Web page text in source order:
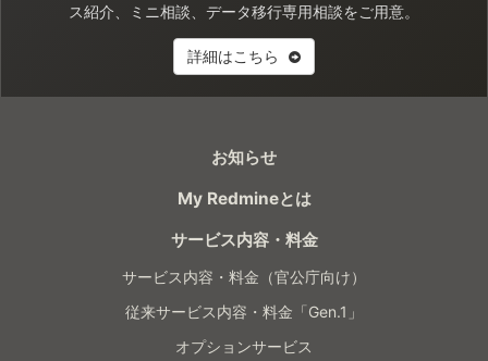
ス紹介、ミニ相談、データ移行専用相談をご用意。
詳細はこちら
お知らせ
My Redmineとは
サービス内容・料金
サービス内容・料金（官公庁向け）
従来サービス内容・料金「Gen.1」
オプションサービス